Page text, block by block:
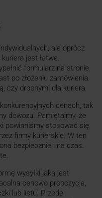
ale oprócz
jest łatwe.
formularz na stronie.
po złożeniu zamówienia
czy drobnymi dla kuriera.
cenach, tak
dowozu. Pamiętajmy, że
powinniśmy stosować się
firmy kurierskie. W ten
bezpiecznie i na czas.
wysyłki jaką jest
cenowo propozycja,
lub listu. Przede